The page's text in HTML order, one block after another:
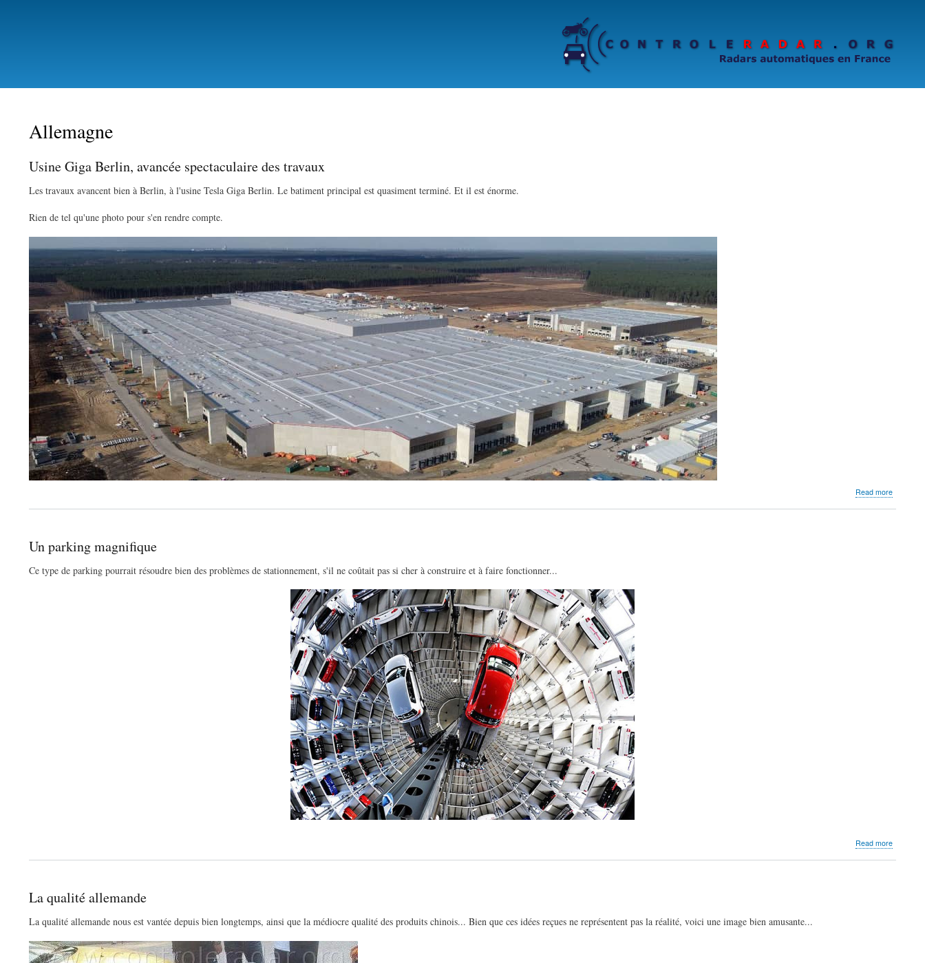
Allemagne
Usine Giga Berlin, avancée spectaculaire des travaux
Les travaux avancent bien à Berlin, à l'usine Tesla Giga Berlin. Le batiment principal est quasiment terminé. Et il est énorme.
Rien de tel qu'une photo pour s'en rendre compte.
Read moreabout
Un parking magnifique
Ce type de parking pourrait résoudre bien des problèmes de stationnement, s'il ne coûtait pas si cher à construire et à faire fonctionner...
Read moreabout
La qualité allemande
La qualité allemande nous est vantée depuis bien longtemps, ainsi que la médiocre qualité des produits chinois... Bien que ces idées reçues ne représentent pas la réalité, voici une image bien amusante...